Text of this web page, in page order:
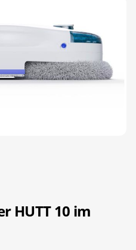
HUTT 10 im